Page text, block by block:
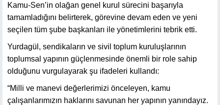
Kamu-Sen’in olağan genel kurul sürecini başarıyla
tamamladığını belirterek, görevine devam eden ve yeni
seçilen tüm şube başkanları ile yönetimlerini tebrik etti.
Yurdagül, sendikaların ve sivil toplum kuruluşlarının
toplumsal yapının güçlenmesinde önemli bir role sahip
olduğunu vurgulayarak şu ifadeleri kullandı:
“Milli ve manevi değerlerimizi önceleyen, kamu
çalışanlarımızın haklarını savunan her yapının yanındayız.